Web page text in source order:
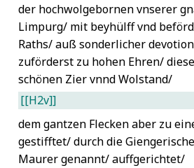
der hochwolgebornen vnserer
Limpurg/ mit beyhülff vnd
Raths/ auß sonderlicher
zuförderst zu hohen Ehren/
schönen Zier vnnd Wolstand/
[[H2v]]
dem gantzen Flecken aber zu
gestifftet/ durch die
Maurer genannt/ auffgerichtet/